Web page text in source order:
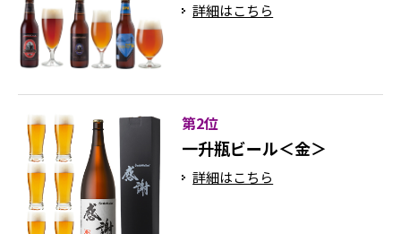
詳細はこちら
第2位
一升瓶ビール＜金＞
詳細はこちら